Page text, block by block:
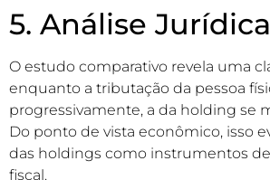
5. Análise Jurídica
O estudo comparativo revela uma
enquanto a tributação da pessoa
progressivamente, a da holding se
Do ponto de vista econômico, isso
das holdings como instrumentos
fiscal.